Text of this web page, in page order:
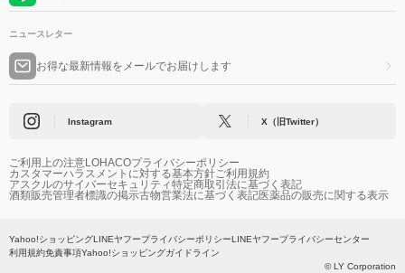
ニュースレター
お得な最新情報をメールでお届けします
Instagram X（旧Twitter）
ご利用上の注意LOHACOプライバシーポリシー
カスタマーハラスメントに対する基本方針ご利用規約
アスクルのサイバーセキュリティ特定商取引法に基づく表記
酒類販売管理者標識の掲示古物営業法に基づく表記医薬品の販売に関する表示
Yahoo!ショッピングLINEヤフープライバシーポリシーLINEヤフープライバシーセンター
利用規約免責事項Yahoo!ショッピングガイドライン
© LY Corporation